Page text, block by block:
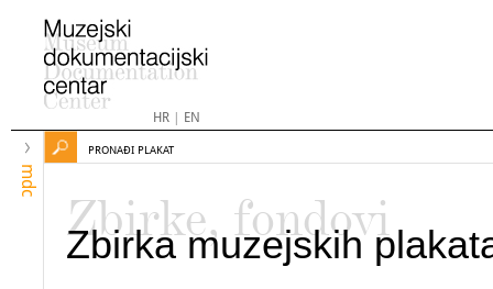
HR| EN
mdc
PRONAĐI PLAKAT
Zbirke, fondovi
Zbirka muzejskih